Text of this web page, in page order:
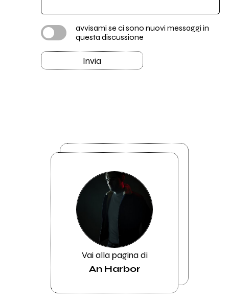
avvisami se ci sono nuovi messaggi in
questa discussione
Invia
Vai alla pagina di
An Harbor